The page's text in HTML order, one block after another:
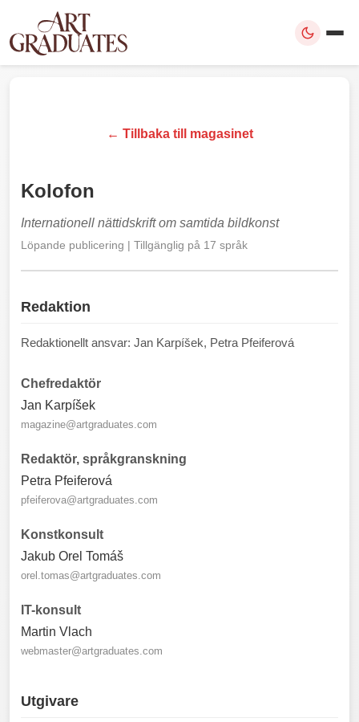
← Tillbaka till magasinet
Kolofon
Internationell nättidskrift om samtida bildkonst
Löpande publicering | Tillgänglig på 17 språk
Redaktion
Redaktionellt ansvar: Jan Karpíšek, Petra Pfeiferová
Chefredaktör
Jan Karpíšek
magazine@artgraduates.com
Redaktör, språkgranskning
Petra Pfeiferová
pfeiferova@artgraduates.com
Konstkonsult
Jakub Orel Tomáš
orel.tomas@artgraduates.com
IT-konsult
Martin Vlach
webmaster@artgraduates.com
Utgivare